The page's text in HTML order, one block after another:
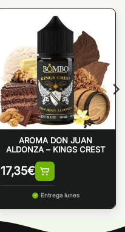
AROMA DON JUAN
ALDONZA – KINGS CREST
17,35€
Entrega lunes